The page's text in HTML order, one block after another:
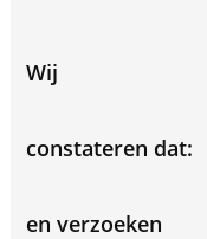
Wij
constateren dat:
en verzoeken